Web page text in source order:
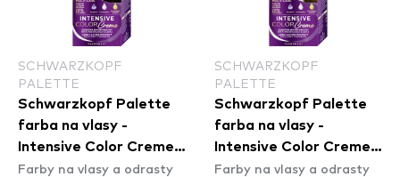
SCHWARZKOPF
PALETTE
Schwarzkopf Palette
farba na vlasy -
Intensive Color Creme -
3-68 Dark Mahogany
Farby na vlasy a odrasty
SCHWARZKOPF
PALETTE
Schwarzkopf Palette
farba na vlasy -
Intensive Color Creme -
6-65 Nougat
Farby na vlasy a odrasty